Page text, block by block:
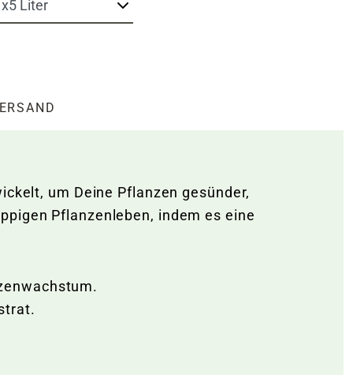
um Deine Pflanzen gesünder,
Pflanzenleben, indem es eine